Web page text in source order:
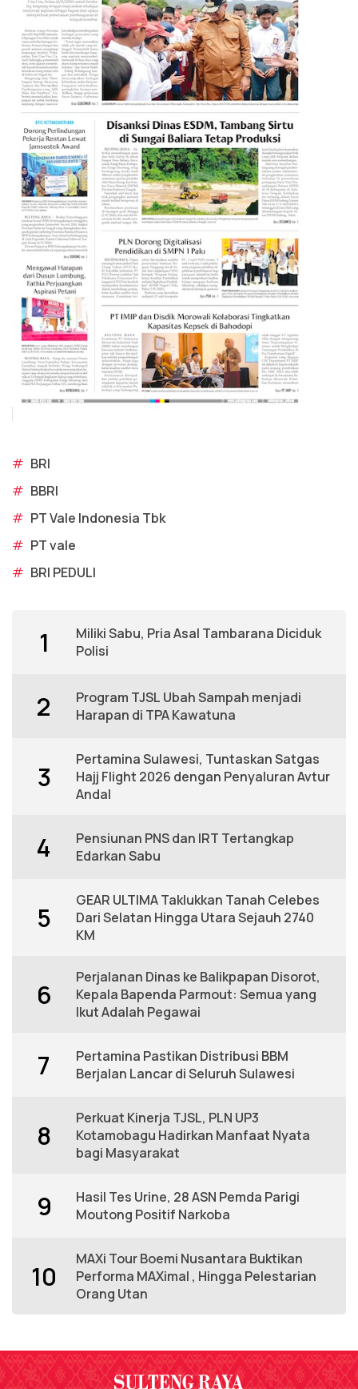
# BRI
# BBRI
# PT Vale Indonesia Tbk
# PT vale
# BRI PEDULI
1
Miliki Sabu, Pria Asal Tambarana Diciduk
Polisi
2
Program TJSL Ubah Sampah menjadi
Harapan di TPA Kawatuna
3
Pertamina Sulawesi, Tuntaskan Satgas
Hajj Flight 2026 dengan Penyaluran Avtur
Andal
4
Pensiunan PNS dan IRT Tertangkap
Edarkan Sabu
5
GEAR ULTIMA Taklukkan Tanah Celebes
Dari Selatan Hingga Utara Sejauh 2740
KM
6
Perjalanan Dinas ke Balikpapan Disorot,
Kepala Bapenda Parmout: Semua yang
Ikut Adalah Pegawai
7
Pertamina Pastikan Distribusi BBM
Berjalan Lancar di Seluruh Sulawesi
8
Perkuat Kinerja TJSL, PLN UP3
Kotamobagu Hadirkan Manfaat Nyata
bagi Masyarakat
9
Hasil Tes Urine, 28 ASN Pemda Parigi
Moutong Positif Narkoba
10
MAXi Tour Boemi Nusantara Buktikan
Performa MAXimal , Hingga Pelestarian
Orang Utan